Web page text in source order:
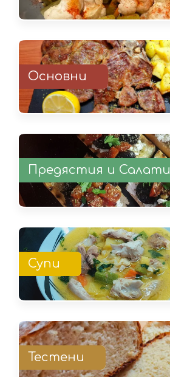
Основни
Предястия и Салати
Супи
Тестени